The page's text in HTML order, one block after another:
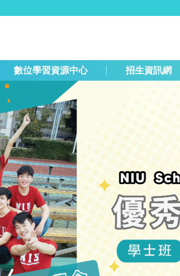
數位學習資源中心 招生資訊網